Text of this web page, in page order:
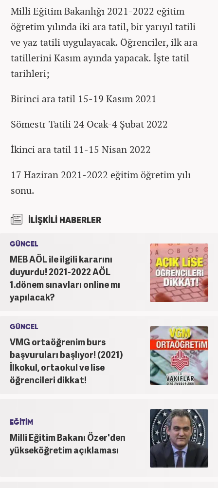
Milli Eğitim Bakanlığı 2021-2022 eğitim
öğretim yılında iki ara tatil, bir yarıyıl tatili
ve yaz tatili uygulayacak. Öğrenciler, ilk ara
tatillerini Kasım ayında yapacak. İşte tatil
tarihleri;
Birinci ara tatil 15-19 Kasım 2021
Sömestr Tatili 24 Ocak-4 Şubat 2022
İkinci ara tatil 11-15 Nisan 2022
17 Haziran 2021-2022 eğitim öğretim yılı
sonu.
İLİŞKİLİ HABERLER
GÜNCEL
MEB AÖL ile ilgili kararını
duyurdu! 2021-2022 AÖL
1.dönem sınavları online mı
yapılacak?
GÜNCEL
VMG ortaöğrenim burs
başvuruları başlıyor! (2021)
İlkokul, ortaokul ve lise
öğrencileri dikkat!
EĞİTİM
Milli Eğitim Bakanı Özer'den
yükseköğretim açıklaması